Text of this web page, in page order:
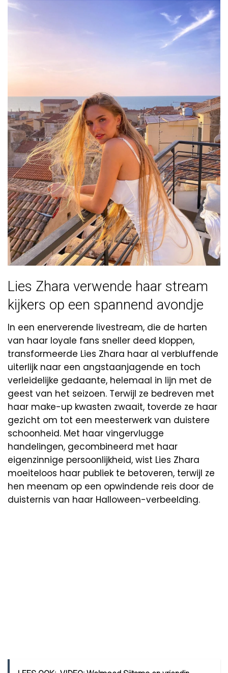
Lies Zhara verwende haar stream
kijkers op een spannend avondje
In een enerverende livestream, die de harten
van haar loyale fans sneller deed kloppen,
transformeerde Lies Zhara haar al verbluffende
uiterlijk naar een angstaanjagende en toch
verleidelijke gedaante, helemaal in lijn met de
geest van het seizoen. Terwijl ze bedreven met
haar make-up kwasten zwaait, toverde ze haar
gezicht om tot een meesterwerk van duistere
schoonheid. Met haar vingervlugge
handelingen, gecombineerd met haar
eigenzinnige persoonlijkheid, wist Lies Zhara
moeiteloos haar publiek te betoveren, terwijl ze
hen meenam op een opwindende reis door de
duisternis van haar Halloween-verbeelding.